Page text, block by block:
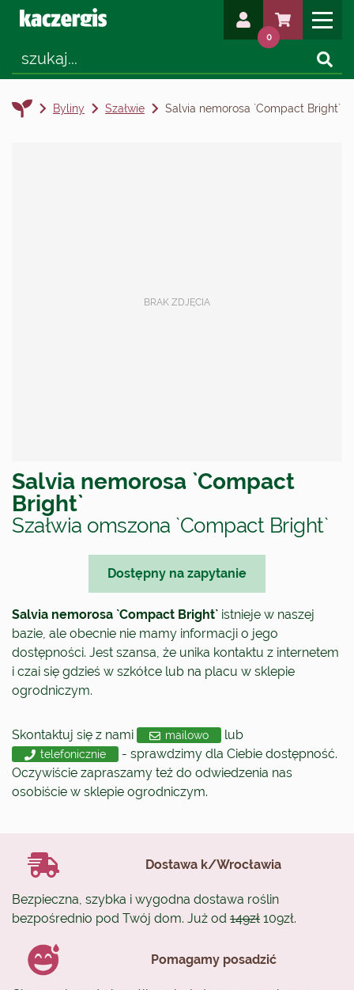
0
Byliny Szałwie Salvia nemorosa `Compact Bright`
Salvia nemorosa `Compact
Bright`
Szałwia omszona `Compact Bright`
Dostępny na zapytanie
Salvia nemorosa `Compact Bright` istnieje w naszej
bazie, ale obecnie nie mamy informacji o jego
dostępności. Jest szansa, że unika kontaktu z internetem
i czai się gdzieś w szkółce lub na placu w sklepie
ogrodniczym.
Skontaktuj się z nami mailowo lub
telefonicznie
- sprawdzimy dla Ciebie dostępność.
Oczywiście zapraszamy też do odwiedzenia nas
osobiście w sklepie ogrodniczym.
Dostawa k/Wrocławia
Bezpieczna, szybka i wygodna dostawa roślin
bezpośrednio pod Twój dom. Już od 149zł 109zł.
Pomagamy posadzić